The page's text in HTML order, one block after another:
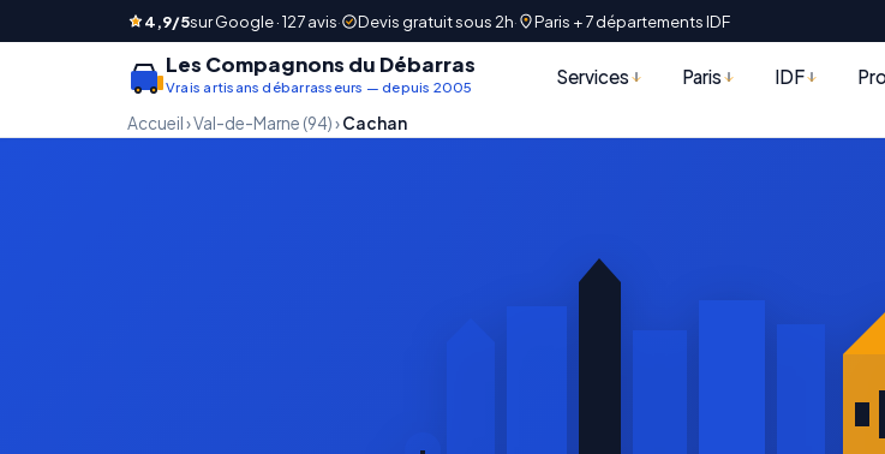
4,9/5sur Google · 127 avis· Devis gratuit sous 2h· Paris + 7 départements IDF
Les Compagnons du Débarras
Vrais artisans débarrasseurs — depuis 2005 Services Paris IDF
Accueil›Val-de-Marne (94)›Cachan